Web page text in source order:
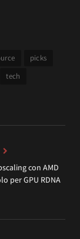
picks
tech
con AMD
per GPU RDNA